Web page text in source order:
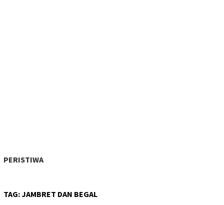
PERISTIWA
TAG:JAMBRET DAN BEGAL